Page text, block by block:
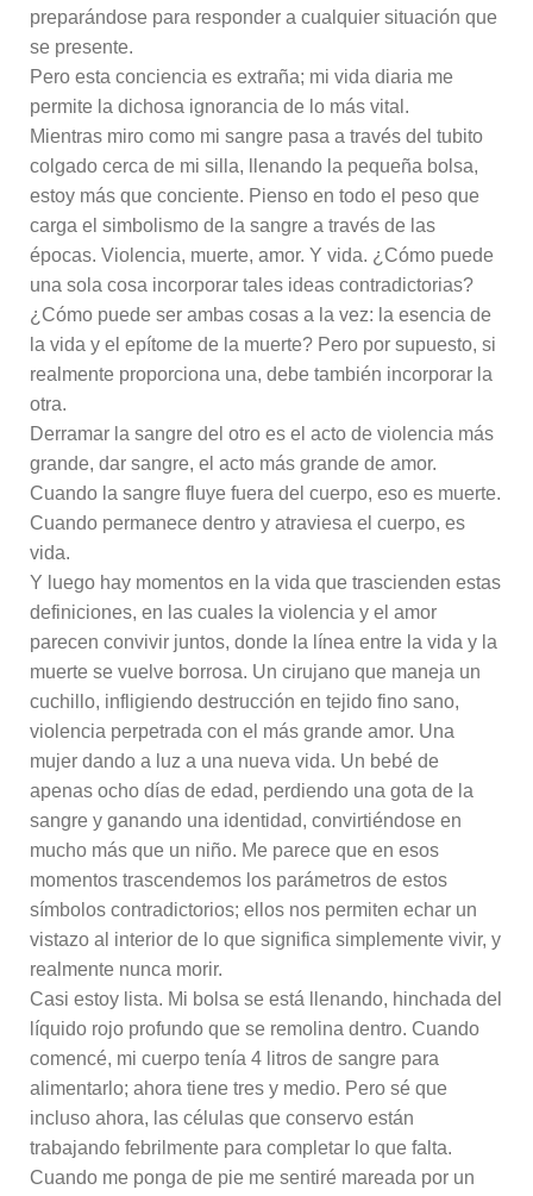
preparándose para responder a cualquier situación que
se presente.
Pero esta conciencia es extraña; mi vida diaria me
permite la dichosa ignorancia de lo más vital.
Mientras miro como mi sangre pasa a través del tubito
colgado cerca de mi silla, llenando la pequeña bolsa,
estoy más que conciente. Pienso en todo el peso que
carga el simbolismo de la sangre a través de las
épocas. Violencia, muerte, amor. Y vida. ¿Cómo puede
una sola cosa incorporar tales ideas contradictorias?
¿Cómo puede ser ambas cosas a la vez: la esencia de
la vida y el epítome de la muerte? Pero por supuesto, si
realmente proporciona una, debe también incorporar la
otra.
Derramar la sangre del otro es el acto de violencia más
grande, dar sangre, el acto más grande de amor.
Cuando la sangre fluye fuera del cuerpo, eso es muerte.
Cuando permanece dentro y atraviesa el cuerpo, es
vida.
Y luego hay momentos en la vida que trascienden estas
definiciones, en las cuales la violencia y el amor
parecen convivir juntos, donde la línea entre la vida y la
muerte se vuelve borrosa. Un cirujano que maneja un
cuchillo, infligiendo destrucción en tejido fino sano,
violencia perpetrada con el más grande amor. Una
mujer dando a luz a una nueva vida. Un bebé de
apenas ocho días de edad, perdiendo una gota de la
sangre y ganando una identidad, convirtiéndose en
mucho más que un niño. Me parece que en esos
momentos trascendemos los parámetros de estos
símbolos contradictorios; ellos nos permiten echar un
vistazo al interior de lo que significa simplemente vivir, y
realmente nunca morir.
Casi estoy lista. Mi bolsa se está llenando, hinchada del
líquido rojo profundo que se remolina dentro. Cuando
comencé, mi cuerpo tenía 4 litros de sangre para
alimentarlo; ahora tiene tres y medio. Pero sé que
incluso ahora, las células que conservo están
trabajando febrilmente para completar lo que falta.
Cuando me ponga de pie me sentiré mareada por un